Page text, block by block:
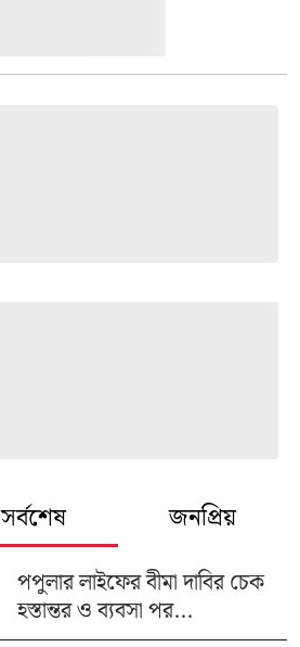
সর্বশেষ জনপ্রিয়
পপুলার লাইফের বীমা দাবির চেক
হস্তান্তর ও ব্যবসা পর...